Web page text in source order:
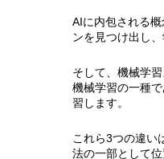
AIに内包される
ンを見つけ出し
そして、機械学
機械学習の一種
習します。
これら3つの違い
法の一部として位